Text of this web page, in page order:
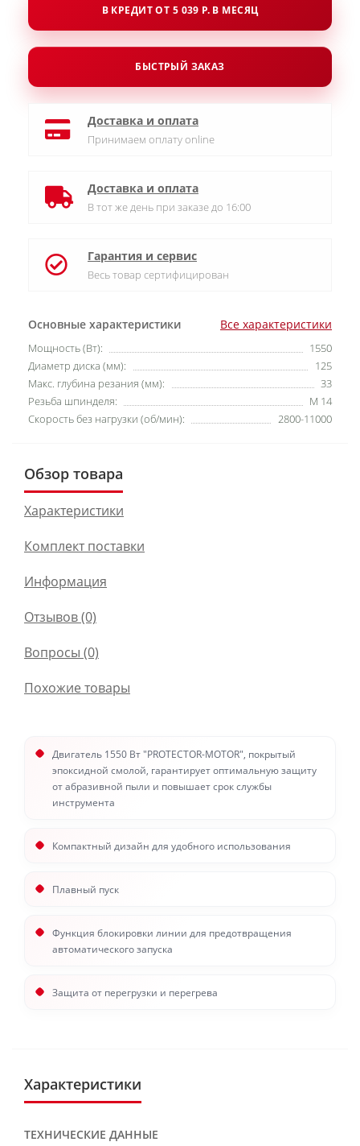
Основные характеристики Все характеристики
Мощность (Вт):
1550
Диаметр диска (мм):
125
Макс. глубина резания (мм):
33
Резьба шпинделя:
M 14
Скорость без нагрузки (об/мин):
2800-11000
В КРЕДИТ ОТ 5 039 Р. В МЕСЯЦ
БЫСТРЫЙ ЗАКАЗ
Доставка и оплата
Принимаем оплату online
Доставка и оплата
В тот же день при заказе до 16:00
Гарантия и сервис
Весь товар сертифицирован
Обзор товара
Характеристики
Комплект поставки
Информация
Отзывов (0)
Вопросы (0)
Похожие товары
Двигатель 1550 Вт "PROTECTOR-MOTOR", покрытый
эпоксидной смолой, гарантирует оптимальную защиту
от абразивной пыли и повышает срок службы
инструмента
Компактный дизайн для удобного использования
Плавный пуск
Функция блокировки линии для предотвращения
автоматического запуска
Защита от перегрузки и перегрева
Характеристики
ТЕХНИЧЕСКИЕ ДАННЫЕ